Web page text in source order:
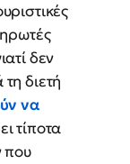
δεν
διετή
να
τίποτα
που